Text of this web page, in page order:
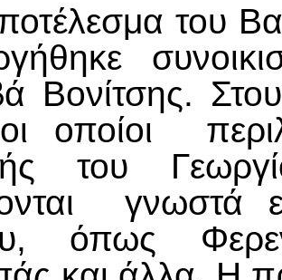
του
Βονίτσης.
οποίοι
του
γνωστά
όπως